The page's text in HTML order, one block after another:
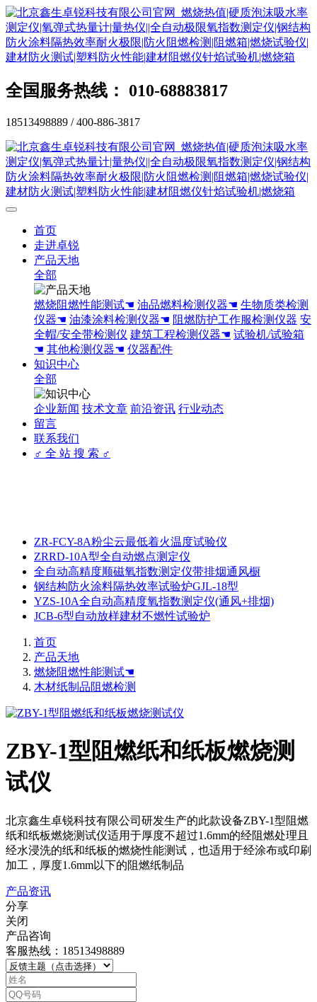
全国服务热线： 010-68883817
18513498889 / 400-886-3817
首页
走进卓锐
产品天地
全部
燃烧阻燃性能测试☚ 油品燃料检测仪器☚ 生物质类检测
仪器☚ 油漆涂料检测仪器☚ 阻燃防护工作服检测仪器 安
全帽/安全带检测仪 建筑工程检测仪器☚ 试验机/试验箱
☚ 其他检测仪器☚ 仪器配件
知识中心
全部
企业新闻 技术文章 前沿资讯 行业动态
留言
联系我们
♂ 全 站 搜 索 ♂
ZR-FCY-8A粉尘云最低着火温度试验仪
ZRRD-10A型全自动燃点测定仪
全自动高精度顺磁氧指数测定仪带排烟通风橱
钢结构防火涂料隔热效率试验炉GJL-18型
YZS-10A全自动高精度氧指数测定仪(通风+排烟)
JCB-6型自动放样建材不燃性试验炉
首页
产品天地
燃烧阻燃性能测试☚
木材纸制品阻燃检测
ZBY-1型阻燃纸和纸板燃烧测
试仪
北京鑫生卓锐科技有限公司研发生产的此款设备ZBY-1型阻燃
纸和纸板燃烧测试仪适用于厚度不超过1.6mm的经阻燃处理且
经水浸洗的纸和纸板的燃烧性能测试，也适用于经涂布或印刷
加工，厚度1.6mm以下的阻燃纸制品
产品资讯
分享
关闭
产品咨询
客服热线：18513498889